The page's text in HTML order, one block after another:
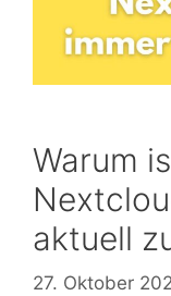
Warum
aktuell
27. Oktober